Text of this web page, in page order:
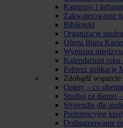
Kampusy i
Zakwaterowanie
Biblioteki
Organizacje
Oferta Biura
Wymiana
Kalendarium roku
Pobierz aplikację
Zdobądź
Opłaty – co
Studiuj za darmo
Stypendia dla
Preferencyjne
Dofinansowanie